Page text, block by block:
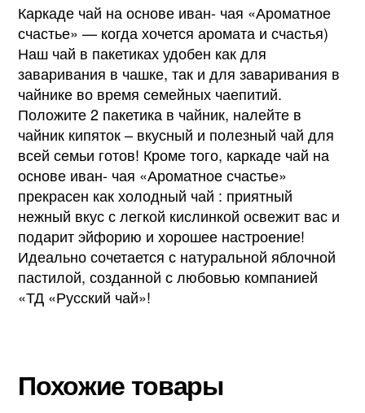
Каркаде чай на основе иван- чая «Ароматное
счастье» — когда хочется аромата и счастья)
Наш чай в пакетиках удобен как для
заваривания в чашке, так и для заваривания в
чайнике во время семейных чаепитий.
Положите 2 пакетика в чайник, налейте в
чайник кипяток – вкусный и полезный чай для
всей семьи готов! Кроме того, каркаде чай на
основе иван- чая «Ароматное счастье»
прекрасен как холодный чай : приятный
нежный вкус с легкой кислинкой освежит вас и
подарит эйфорию и хорошее настроение!
Идеально сочетается с натуральной яблочной
пастилой, созданной с любовью компанией
«ТД «Русский чай»!
Похожие товары